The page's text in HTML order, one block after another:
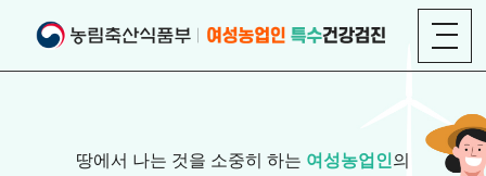
땅에서 나는 것을 소중히 하는 여성농업인의